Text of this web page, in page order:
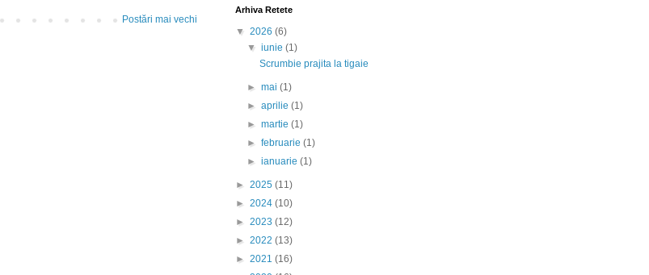
Postări mai vechi
Arhiva Retete
▼ 2026 (6)
▼iunie(1)
Scrumbie prajita la tigaie
►mai(1)
►aprilie(1)
►martie(1)
►februarie(1)
►ianuarie(1)
► 2025 (11)
► 2024 (10)
► 2023 (12)
► 2022 (13)
► 2021 (16)